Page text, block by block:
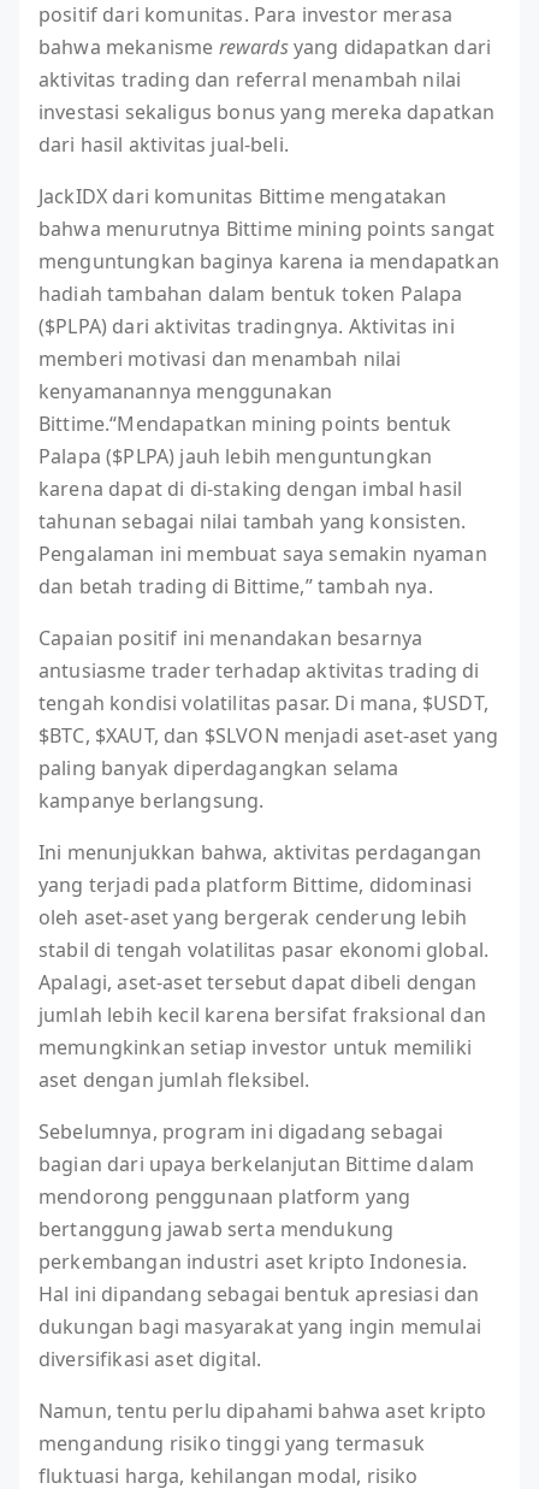
positif dari komunitas. Para investor merasa
bahwa mekanisme rewardsyang didapatkan dari
aktivitas trading dan referral menambah nilai
investasi sekaligus bonus yang mereka dapatkan
dari hasil aktivitas jual-beli.
JackIDX dari komunitas Bittime mengatakan
bahwa menurutnya Bittime mining points sangat
menguntungkan baginya karena ia mendapatkan
hadiah tambahan dalam bentuk token Palapa
($PLPA) dari aktivitas tradingnya. Aktivitas ini
memberi motivasi dan menambah nilai
kenyamanannya menggunakan
Bittime.“Mendapatkan mining points bentuk
Palapa ($PLPA) jauh lebih menguntungkan
karena dapat di di-staking dengan imbal hasil
tahunan sebagai nilai tambah yang konsisten.
Pengalaman ini membuat saya semakin nyaman
dan betah trading di Bittime,” tambah nya.
Capaian positif ini menandakan besarnya
antusiasme trader terhadap aktivitas trading di
tengah kondisi volatilitas pasar. Di mana, $USDT,
$BTC, $XAUT, dan $SLVON menjadi aset-aset yang
paling banyak diperdagangkan selama
kampanye berlangsung.
Ini menunjukkan bahwa, aktivitas perdagangan
yang terjadi pada platform Bittime, didominasi
oleh aset-aset yang bergerak cenderung lebih
stabil di tengah volatilitas pasar ekonomi global.
Apalagi, aset-aset tersebut dapat dibeli dengan
jumlah lebih kecil karena bersifat fraksional dan
memungkinkan setiap investor untuk memiliki
aset dengan jumlah fleksibel.
Sebelumnya, program ini digadang sebagai
bagian dari upaya berkelanjutan Bittime dalam
mendorong penggunaan platform yang
bertanggung jawab serta mendukung
perkembangan industri aset kripto Indonesia.
Hal ini dipandang sebagai bentuk apresiasi dan
dukungan bagi masyarakat yang ingin memulai
diversifikasi aset digital.
Namun, tentu perlu dipahami bahwa aset kripto
mengandung risiko tinggi yang termasuk
fluktuasi harga, kehilangan modal, risiko